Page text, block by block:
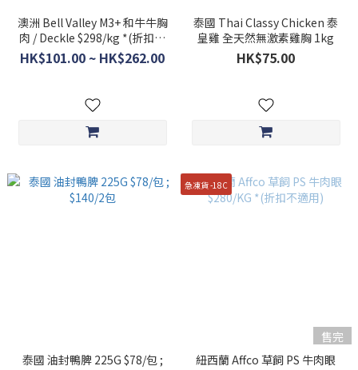
澳洲 Bell Valley M3+ 和牛牛胸
肉 / Deckle $298/kg *(折扣不
適用)
HK$101.00 ~ HK$262.00
泰國 Thai Classy Chicken 泰
皇雞 全天然無激素雞胸 1kg
HK$75.00
泰國 油封鴨脾 225G $78/包 ;
急凍貨 -18C
售完
紐西蘭 Affco 草飼 PS 牛肉眼